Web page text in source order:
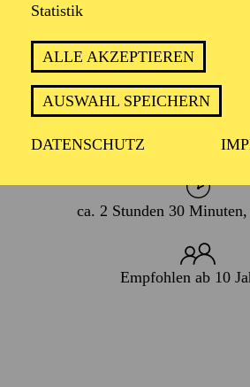
Statistik
ALLE AKZEPTIEREN
AUSWAHL SPEICHERN
DATENSCHUTZ
PREMIERE
08. Februar 2020
06. September
ca. 2 Stunden 30 Minuten,
Empfohlen ab 10